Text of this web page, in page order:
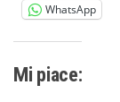
WhatsApp
Mi piace: